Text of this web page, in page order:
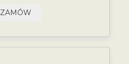
ZAMÓW